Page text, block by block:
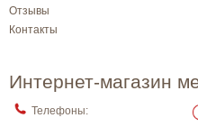
Отзывы
Контакты
Интернет-магазин
Телефоны: